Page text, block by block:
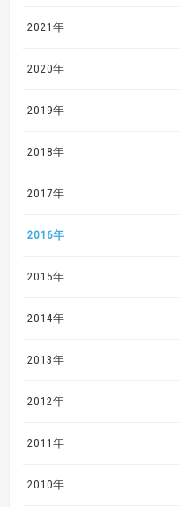
2021年
2020年
2019年
2018年
2017年
2016年
2015年
2014年
2013年
2012年
2011年
2010年